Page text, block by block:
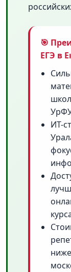
🎯
ЕГЭ в
ИТ-
ниже